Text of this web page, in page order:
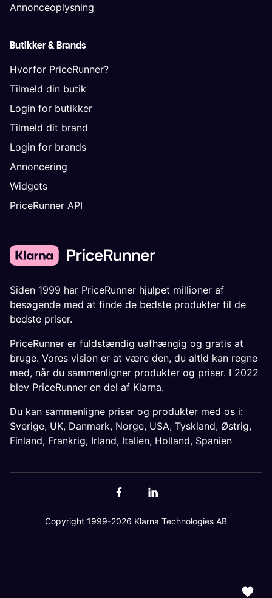
Annonceoplysning
Butikker & Brands
Hvorfor PriceRunner?
Tilmeld din butik
Login for butikker
Tilmeld dit brand
Login for brands
Annoncering
Widgets
PriceRunner API
Siden 1999 har PriceRunner hjulpet millioner af
besøgende med at finde de bedste produkter til de
bedste priser.
PriceRunner er fuldstændig uafhængig og gratis at
bruge. Vores vision er at være den, du altid kan regne
med, når du sammenligner produkter og priser. I 2022
blev PriceRunner en del af Klarna.
Du kan sammenligne priser og produkter med os i:
Sverige, UK, Danmark, Norge, USA, Tyskland, Østrig,
Finland, Frankrig, Irland, Italien, Holland, Spanien
Copyright 1999-2026 Klarna Technologies AB